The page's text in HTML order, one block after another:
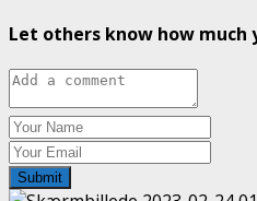
Let others know how much
Submit